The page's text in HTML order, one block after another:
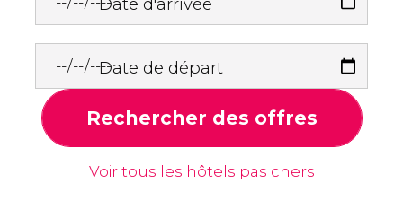
Date de départ
Rechercher des offres
Voir tous les hôtels pas chers